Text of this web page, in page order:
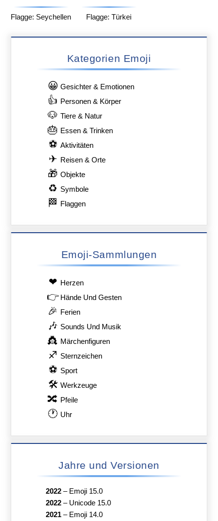
Flagge: Seychellen Flagge: Türkei
Kategorien Emoji
😀 Gesichter & Emotionen
👍 Personen & Körper
🐶 Tiere & Natur
🎂 Essen & Trinken
⚽ Aktivitäten
✈ Reisen & Orte
🎁 Objekte
♻ Symbole
🏁 Flaggen
Emoji-Sammlungen
❤ Herzen
👉 Hände Und Gesten
🎉 Ferien
🎶 Sounds Und Musik
👸 Märchenfiguren
♐ Sternzeichen
⚽ Sport
🛠 Werkzeuge
🔀 Pfeile
🕐 Uhr
Jahre und Versionen
2022– Emoji 15.0
2022– Unicode 15.0
2021– Emoji 14.0